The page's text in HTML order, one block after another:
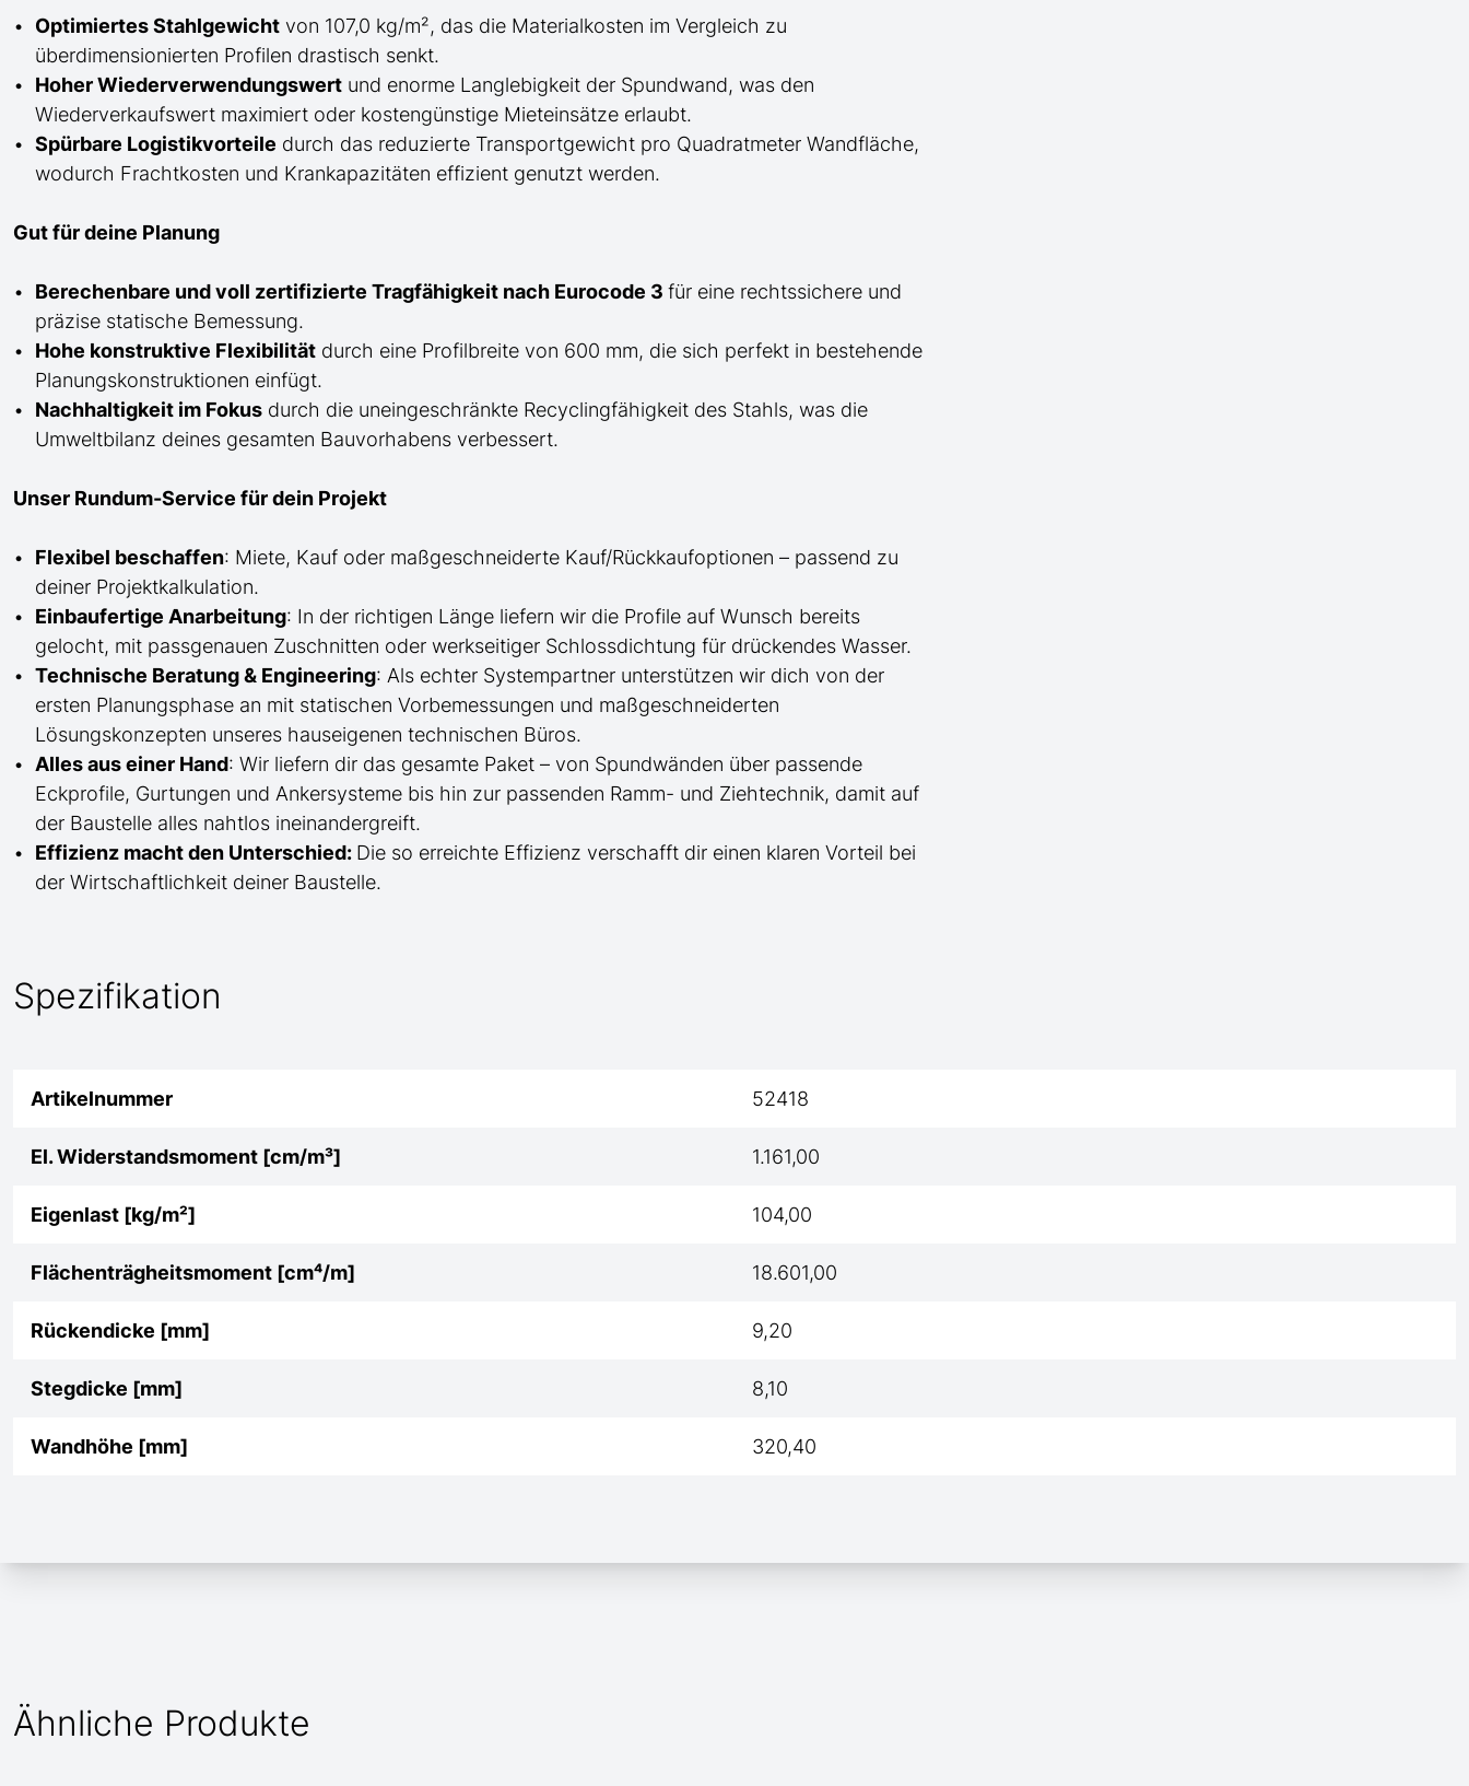
Optimiertes Stahlgewicht von 107,0 kg/m², das die Materialkosten im Vergleich zu
überdimensionierten Profilen drastisch senkt.
Hoher Wiederverwendungswert und enorme Langlebigkeit der Spundwand, was den
Wiederverkaufswert maximiert oder kostengünstige Mieteinsätze erlaubt.
Spürbare Logistikvorteile durch das reduzierte Transportgewicht pro Quadratmeter Wandfläche,
wodurch Frachtkosten und Krankapazitäten effizient genutzt werden.
Gut für deine Planung
Berechenbare und voll zertifizierte Tragfähigkeit nach Eurocode 3 für eine rechtssichere und
präzise statische Bemessung.
Hohe konstruktive Flexibilität durch eine Profilbreite von 600 mm, die sich perfekt in bestehende
Planungskonstruktionen einfügt.
Nachhaltigkeit im Fokus durch die uneingeschränkte Recyclingfähigkeit des Stahls, was die
Umweltbilanz deines gesamten Bauvorhabens verbessert.
Unser Rundum-Service für dein Projekt
Flexibel beschaffen: Miete, Kauf oder maßgeschneiderte Kauf/Rückkaufoptionen – passend zu
deiner Projektkalkulation.
Einbaufertige Anarbeitung: In der richtigen Länge liefern wir die Profile auf Wunsch bereits
gelocht, mit passgenauen Zuschnitten oder werkseitiger Schlossdichtung für drückendes Wasser.
Technische Beratung & Engineering: Als echter Systempartner unterstützen wir dich von der
ersten Planungsphase an mit statischen Vorbemessungen und maßgeschneiderten
Lösungskonzepten unseres hauseigenen technischen Büros.
Alles aus einer Hand: Wir liefern dir das gesamte Paket – von Spundwänden über passende
Eckprofile, Gurtungen und Ankersysteme bis hin zur passenden Ramm- und Ziehtechnik, damit auf
der Baustelle alles nahtlos ineinandergreift.
Effizienz macht den Unterschied: Die so erreichte Effizienz verschafft dir einen klaren Vorteil bei
der Wirtschaftlichkeit deiner Baustelle.
Spezifikation
Artikelnummer 52418
El. Widerstandsmoment [cm/m³] 1.161,00
Eigenlast [kg/m²] 104,00
Flächenträgheitsmoment [cm⁴/m] 18.601,00
Rückendicke [mm] 9,20
Stegdicke [mm] 8,10
Wandhöhe [mm] 320,40
Ähnliche Produkte